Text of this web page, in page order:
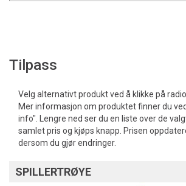
Tilpass
Velg alternativt produkt ved å klikke på
Mer informasjon om produktet finner du
info". Lengre ned ser du en liste over de
samlet pris og kjøps knapp. Prisen
dersom du gjør endringer.
SPILLERTRØYE